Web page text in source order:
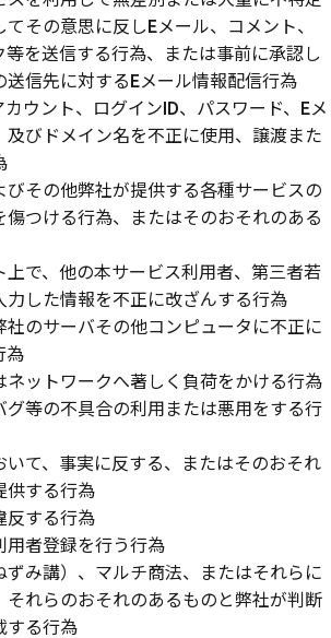
その意思に反しEメール、コメント、
等を送信する行為、または事前に承認し
送信先に対するEメール情報配信行為
ウント、ログインID、パスワード、Eメ
及びドメイン名を不正に使用、譲渡また
びその他弊社が提供する各種サービスの
傷つける行為、またはそのおそれのある
上で、他の本サービス利用者、第三者若
力した情報を不正に改ざんする行為
社のサーバその他コンピュータに不正に
為
ネットワークへ著しく負荷をかける行為
グ等の不具合の利用または悪用をする行
いて、事実に反する、またはそのおそれ
供する行為
反する行為
用者登録を行う行為
ずみ講）、マルチ商法、またはそれらに
それらのおそれのあるものと弊社が判断
する行為